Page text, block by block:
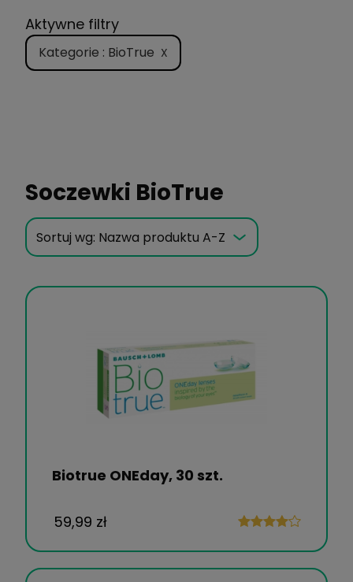
Aktywne filtry
Kategorie : BioTrue X
Soczewki BioTrue
Sortuj wg: Nazwa produktu A-Z
Biotrue ONEday, 30 szt.
59,99 zł